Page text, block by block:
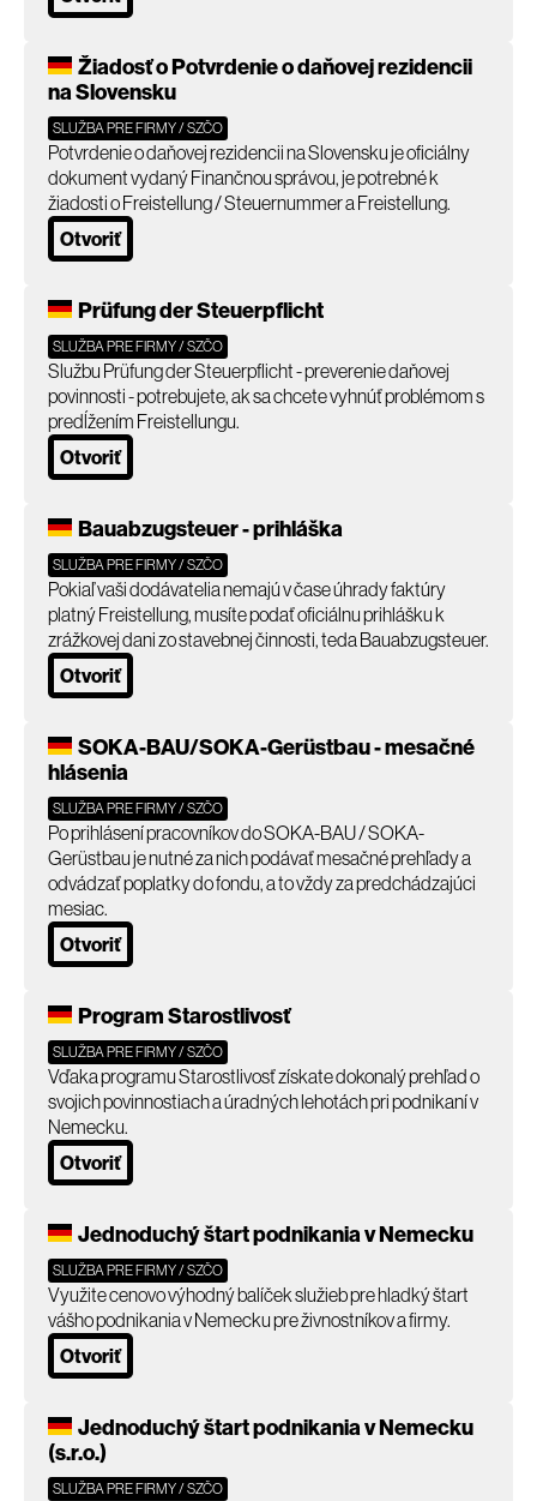
Žiadosť o Potvrdenie o daňovej rezidencii
na Slovensku
SLUŽBA PRE FIRMY / SZČO
Potvrdenie o daňovej rezidencii na Slovensku je oficiálny
dokument vydaný Finančnou správou, je potrebné k
žiadosti o Freistellung / Steuernummer a Freistellung.
Otvoriť
Prüfung der Steuerpflicht
SLUŽBA PRE FIRMY / SZČO
Službu Prüfung der Steuerpflicht - preverenie daňovej
povinnosti - potrebujete, ak sa chcete vyhnúť problémom s
predĺžením Freistellungu.
Otvoriť
Bauabzugsteuer - prihláška
SLUŽBA PRE FIRMY / SZČO
Pokiaľ vaši dodávatelia nemajú v čase úhrady faktúry
platný Freistellung, musíte podať oficiálnu prihlášku k
zrážkovej dani zo stavebnej činnosti, teda Bauabzugsteuer.
Otvoriť
SOKA-BAU/SOKA-Gerüstbau - mesačné
hlásenia
SLUŽBA PRE FIRMY / SZČO
Po prihlásení pracovníkov do SOKA-BAU / SOKA-
Gerüstbau je nutné za nich podávať mesačné prehľady a
odvádzať poplatky do fondu, a to vždy za predchádzajúci
mesiac.
Otvoriť
Program Starostlivosť
SLUŽBA PRE FIRMY / SZČO
Vďaka programu Starostlivosť získate dokonalý prehľad o
svojich povinnostiach a úradných lehotách pri podnikaní v
Nemecku.
Otvoriť
Jednoduchý štart podnikania v Nemecku
SLUŽBA PRE FIRMY / SZČO
Využite cenovo výhodný balíček služieb pre hladký štart
vášho podnikania v Nemecku pre živnostníkov a firmy.
Otvoriť
Jednoduchý štart podnikania v Nemecku
(s.r.o.)
SLUŽBA PRE FIRMY / SZČO